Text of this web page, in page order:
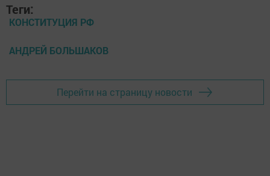
Теги:
КОНСТИТУЦИЯ РФ
АНДРЕЙ БОЛЬШАКОВ
Перейти на страницу новости